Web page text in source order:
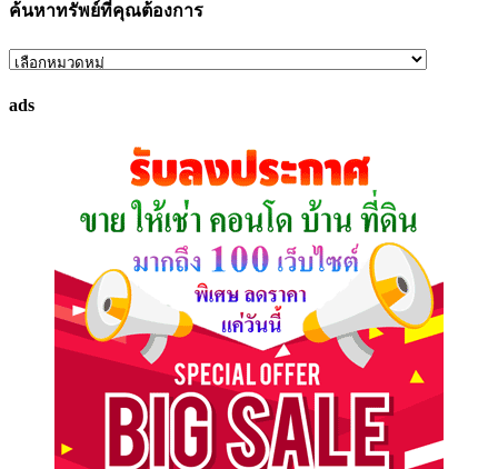
ค้นหาทรัพย์ที่คุณต้องการ
ค้นหา
ที่
ads